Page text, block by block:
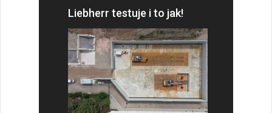
Liebherr testuje i to jak!